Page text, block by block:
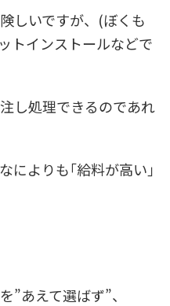
しいですが、(ぼくも
トインストールなどで
し処理できるのであれ
によりも｢給料が高い｣
”あえて選ばず”、